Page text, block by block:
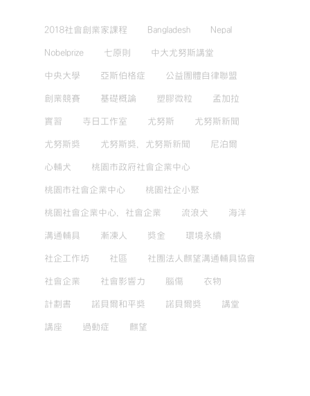
2018社會創業家課程 Bangladesh Nepal
Nobelprize 七原則 中大尤努斯講堂
中央大學 亞斯伯格症 公益團體自律聯盟
創業競賽 基礎概論 塑膠微粒 孟加拉
實習 寺日工作室 尤努斯 尤努斯新聞
尤努斯獎 尤努斯獎，尤努斯新聞 尼泊爾
心輔犬 桃園市政府社會企業中心
桃園市社會企業中心 桃園社企小聚
桃園社會企業中心，社會企業 流浪犬 海洋
溝通輔具 漸凍人 獎金 環境永續
社企工作坊 社區 社團法人麒望溝通輔具協會
社會企業 社會影響力 腦傷 衣物
計劃書 諾貝爾和平獎 諾貝爾獎 講堂
講座 過動症 麒望